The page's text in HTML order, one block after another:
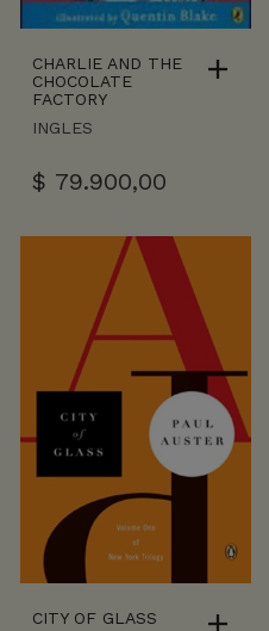
CHARLIE AND THE
CHOCOLATE
FACTORY
INGLES
$ 79.900,00
CITY OF GLASS